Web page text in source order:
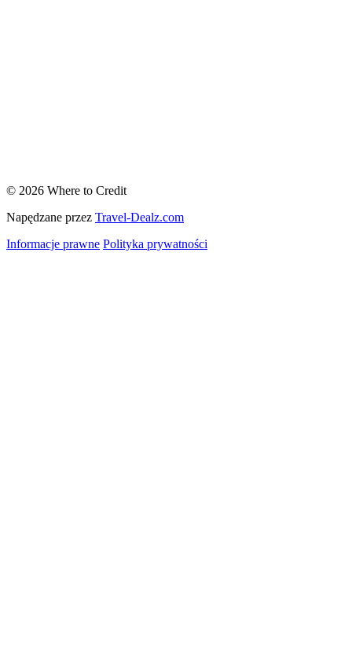
© 2026 Where to Credit
Napędzane przez Travel-Dealz.com
Informacje prawne Polityka prywatności